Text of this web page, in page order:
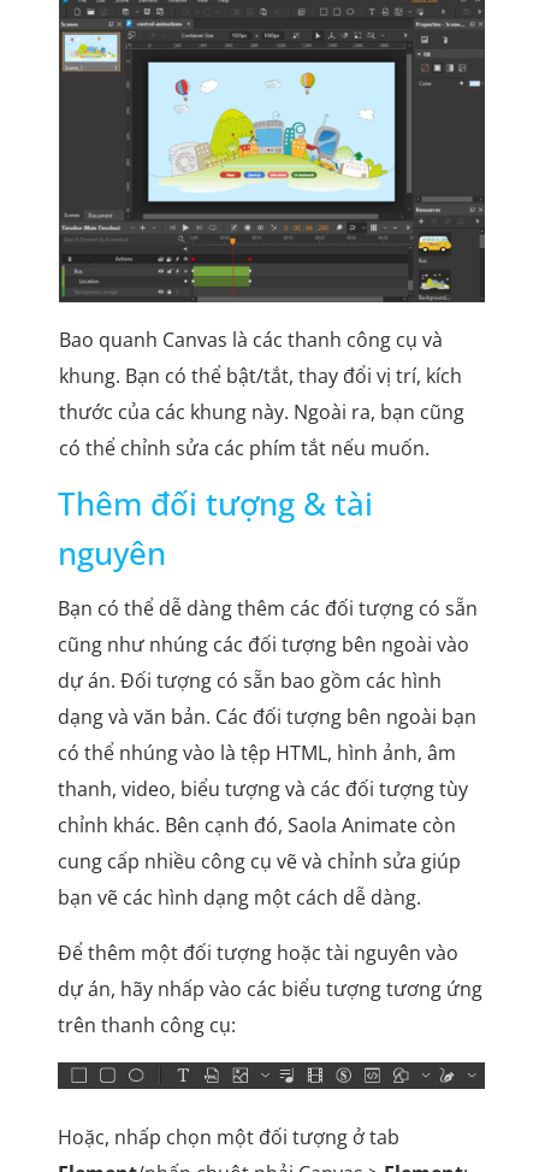
Bao quanh Canvas là các thanh công cụ và
khung. Bạn có thể bật/tắt, thay đổi vị trí, kích
thước của các khung này. Ngoài ra, bạn cũng
có thể chỉnh sửa các phím tắt nếu muốn.
Thêm đối tượng & tài
nguyên
Bạn có thể dễ dàng thêm các đối tượng có sẵn
cũng như nhúng các đối tượng bên ngoài vào
dự án. Đối tượng có sẵn bao gồm các hình
dạng và văn bản. Các đối tượng bên ngoài bạn
có thể nhúng vào là tệp HTML, hình ảnh, âm
thanh, video, biểu tượng và các đối tượng tùy
chỉnh khác. Bên cạnh đó, Saola Animate còn
cung cấp nhiều công cụ vẽ và chỉnh sửa giúp
bạn vẽ các hình dạng một cách dễ dàng.
Để thêm một đối tượng hoặc tài nguyên vào
dự án, hãy nhấp vào các biểu tượng tương ứng
trên thanh công cụ:
Hoặc, nhấp chọn một đối tượng ở tab